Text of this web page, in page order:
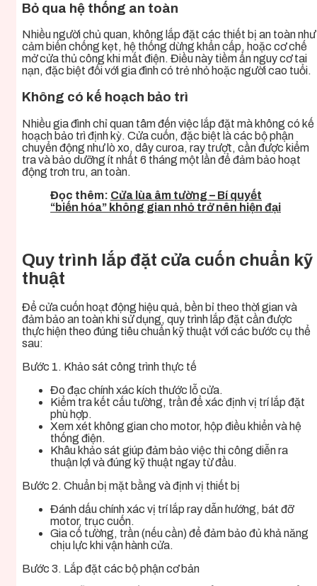
Bỏ qua hệ thống an toàn
Nhiều người chủ quan, không lắp đặt các thiết bị an toàn như
cảm biến chống kẹt, hệ thống dừng khẩn cấp, hoặc cơ chế
mở cửa thủ công khi mất điện. Điều này tiềm ẩn nguy cơ tai
nạn, đặc biệt đối với gia đình có trẻ nhỏ hoặc người cao tuổi.
Không có kế hoạch bảo trì
Nhiều gia đình chỉ quan tâm đến việc lắp đặt mà không có kế
hoạch bảo trì định kỳ. Cửa cuốn, đặc biệt là các bộ phận
chuyển động như lò xo, dây curoa, ray trượt, cần được kiểm
tra và bảo dưỡng ít nhất 6 tháng một lần để đảm bảo hoạt
động trơn tru, an toàn.
Đọc thêm: Cửa lùa âm tường – Bí quyết
“biến hóa” không gian nhỏ trở nên hiện đại
Quy trình lắp đặt cửa cuốn chuẩn kỹ
thuật
Để cửa cuốn hoạt động hiệu quả, bền bỉ theo thời gian và
đảm bảo an toàn khi sử dụng, quy trình lắp đặt cần được
thực hiện theo đúng tiêu chuẩn kỹ thuật với các bước cụ thể
sau:
Bước 1. Khảo sát công trình thực tế
Đo đạc chính xác kích thước lỗ cửa.
Kiểm tra kết cấu tường, trần để xác định vị trí lắp đặt
phù hợp.
Xem xét không gian cho motor, hộp điều khiển và hệ
thống điện.
Khâu khảo sát giúp đảm bảo việc thi công diễn ra
thuận lợi và đúng kỹ thuật ngay từ đầu.
Bước 2. Chuẩn bị mặt bằng và định vị thiết bị
Đánh dấu chính xác vị trí lắp ray dẫn hướng, bát đỡ
motor, trục cuốn.
Gia cố tường, trần (nếu cần) để đảm bảo đủ khả năng
chịu lực khi vận hành cửa.
Bước 3. Lắp đặt các bộ phận cơ bản